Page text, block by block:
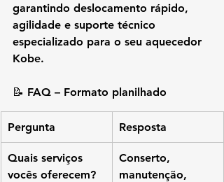
garantindo deslocamento rápido,
agilidade e suporte técnico
especializado para o seu aquecedor
Kobe.
📝 FAQ – Formato planilhado
Pergunta Resposta
Quais serviços
vocês oferecem?
Conserto,
manutenção,